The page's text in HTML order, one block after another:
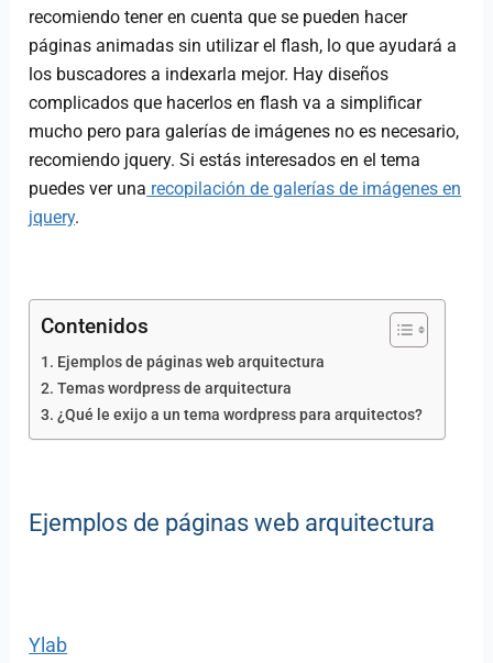
recomiendo tener en cuenta que se pueden hacer
páginas animadas sin utilizar el flash, lo que ayudará a
los buscadores a indexarla mejor. Hay diseños
complicados que hacerlos en flash va a simplificar
mucho pero para galerías de imágenes no es necesario,
recomiendo jquery. Si estás interesados en el tema
puedes ver una recopilación de galerías de imágenes en
jquery.
Contenidos
Ejemplos de páginas web arquitectura
Temas wordpress de arquitectura
¿Qué le exijo a un tema wordpress para arquitectos?
Ejemplos de páginas web arquitectura
Ylab